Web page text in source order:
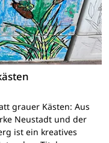
grauer Kästen: Aus
Neustadt und der
ist ein kreatives